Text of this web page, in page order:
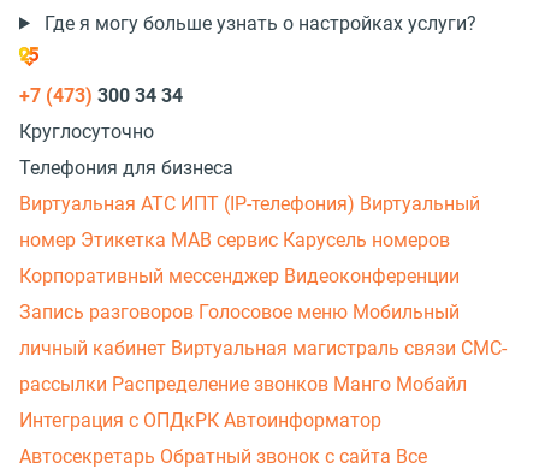
Где я могу больше узнать о настройках услуги?
+7 (473) 300 34 34
Круглосуточно
Телефония для бизнеса
Виртуальная АТС ИПТ (IP-телефония) Виртуальный
номер Этикетка МАВ сервис Карусель номеров
Корпоративный мессенджер Видеоконференции
Запись разговоров Голосовое меню Мобильный
личный кабинет Виртуальная магистраль связи СМС-
рассылки Распределение звонков Манго Мобайл
Интеграция с ОПДкРК Автоинформатор
Автосекретарь Обратный звонок с сайта Все